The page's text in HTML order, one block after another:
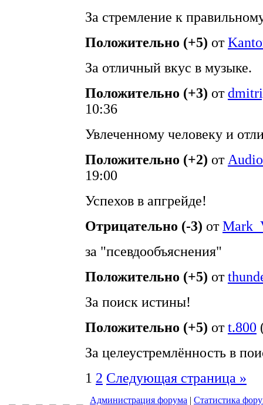
За стремление к
Положительно (+5) от
За отличный вкус в музыке.
Положительно (+3) от
10:36
Увлеченному человеку и
Положительно (+2) от
19:00
Успехов в апгрейде!
Отрицательно (-3) от
за "псевдообъяснения"
Положительно (+5) от
За поиск истины!
Положительно (+5) отt.800
За целеустремлённость в
1 2 Следующая страница »
Администрация форума | Статистика